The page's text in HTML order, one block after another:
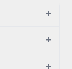
+
+
+